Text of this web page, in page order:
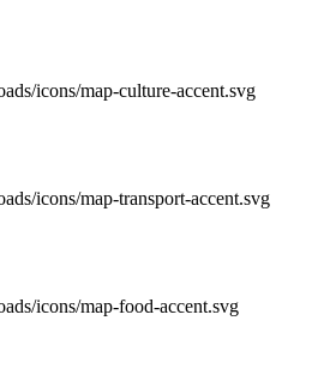
icons/map-culture-accent.svg
icons/map-transport-accent.svg
icons/map-food-accent.svg